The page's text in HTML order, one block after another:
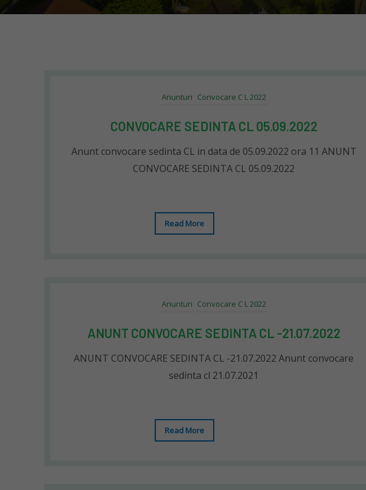
Anunturi Convocare C L 2022
CONVOCARE SEDINTA CL 05.09.2022
Anunt convocare sedinta CL in data de 05.09.2022 ora 11 ANUNT
CONVOCARE SEDINTA CL 05.09.2022
Read More
Anunturi Convocare C L 2022
ANUNT CONVOCARE SEDINTA CL -21.07.2022
ANUNT CONVOCARE SEDINTA CL -21.07.2022 Anunt convocare
sedinta cl 21.07.2021
Read More